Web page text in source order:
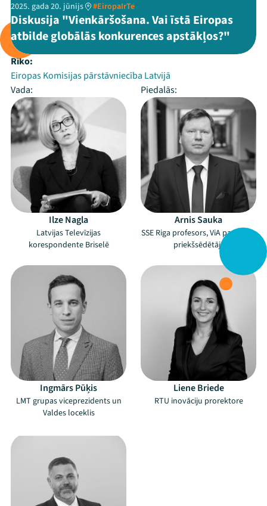
2025. gada 20. jūnijs #EiropaIrTe
Diskusija "Vienkāršošana. Vai īstā Eiropas
atbilde globālās konkurences apstākļos?"
Rīko:
Eiropas Komisijas pārstāvniecība Latvijā
Vada:
Piedalās:
Ilze Nagla
Latvijas Televīzijas
korespondente Briselē
Arnis Sauka
SSE Riga profesors, ViA padomes
priekšsēdētājs
Ingmārs Pūķis
LMT grupas viceprezidents un
Valdes loceklis
Liene Briede
RTU inovāciju prorektore